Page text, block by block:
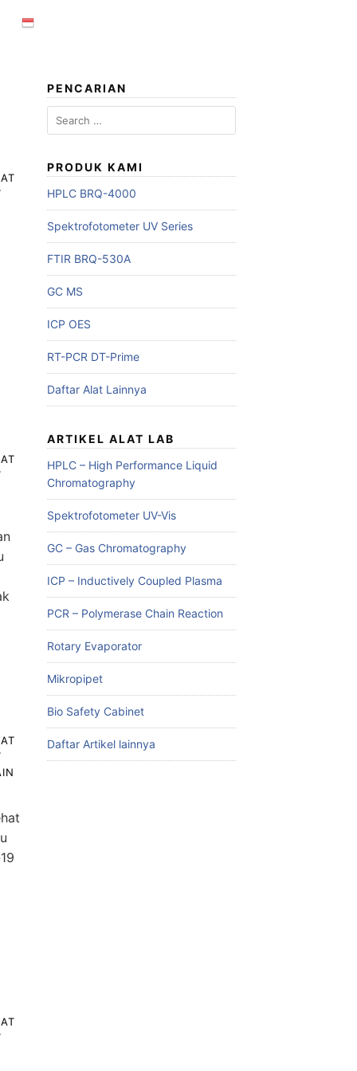
PENCARIAN
Search
for:
PRODUK KAMI
HPLC BRQ-4000
Spektrofotometer UV Series
FTIR BRQ-530A
GC MS
ICP OES
RT-PCR DT-Prime
Daftar Alat Lainnya
ARTIKEL ALAT LAB
HPLC – High Performance Liquid
Chromatography
Spektrofotometer UV-Vis
GC – Gas Chromatography
ICP – Inductively Coupled Plasma
PCR – Polymerase Chain Reaction
Rotary Evaporator
Mikropipet
Bio Safety Cabinet
Daftar Artikel lainnya